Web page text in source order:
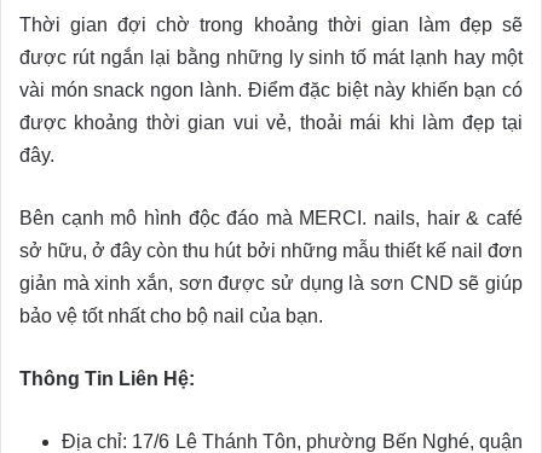
Thời gian đợi chờ trong khoảng thời gian làm đẹp sẽ
được rút ngắn lại bằng những ly sinh tố mát lạnh hay một
vài món snack ngon lành. Điểm đặc biệt này khiến bạn có
được khoảng thời gian vui vẻ, thoải mái khi làm đẹp tại
đây.
Bên cạnh mô hình độc đáo mà MERCI. nails, hair & café
sở hữu, ở đây còn thu hút bởi những mẫu thiết kế nail đơn
giản mà xinh xắn, sơn được sử dụng là sơn CND sẽ giúp
bảo vệ tốt nhất cho bộ nail của bạn.
Thông Tin Liên Hệ:
Địa chỉ: 17/6 Lê Thánh Tôn, phường Bến Nghé, quận